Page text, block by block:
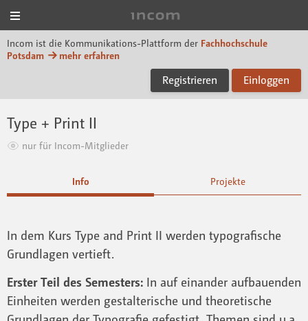
Incom ist die Kommunikations-Plattform der Fachhochschule
Potsdam
mehr erfahren
Registrieren Einloggen
Type + Print II
nur für Incom-Mitglieder
Info Projekte
In dem Kurs Type and Print II werden typografische
Grundlagen vertieft.
Erster Teil des Semesters: In auf einander aufbauenden
Einheiten werden gestalterische und theoretische